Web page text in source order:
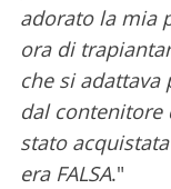
adorato la mia
ora di
che si adattava
dal contenitore
stato
era FALSA."